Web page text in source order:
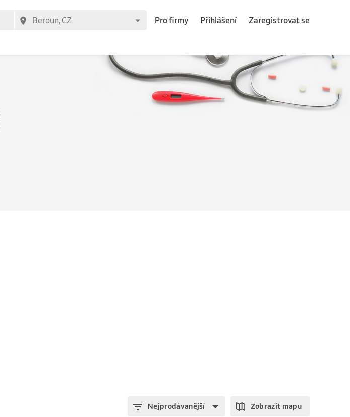
Pro firmy Přihlášení Zaregistrovat se
Nejprodávanější Zobrazit mapu